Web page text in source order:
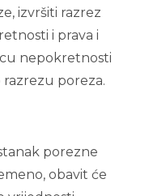
izvršiti razrez
i prava i
nepokretnosti
razrezu poreza.
porezne
obavit će